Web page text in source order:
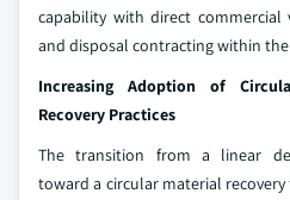
capability with direct commercial
and disposal contracting within
Increasing Adoption of
Recovery Practices
The transition from a linear
toward a circular material